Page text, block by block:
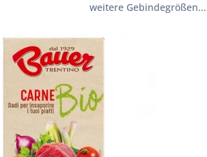
weitere Gebindegrößen...